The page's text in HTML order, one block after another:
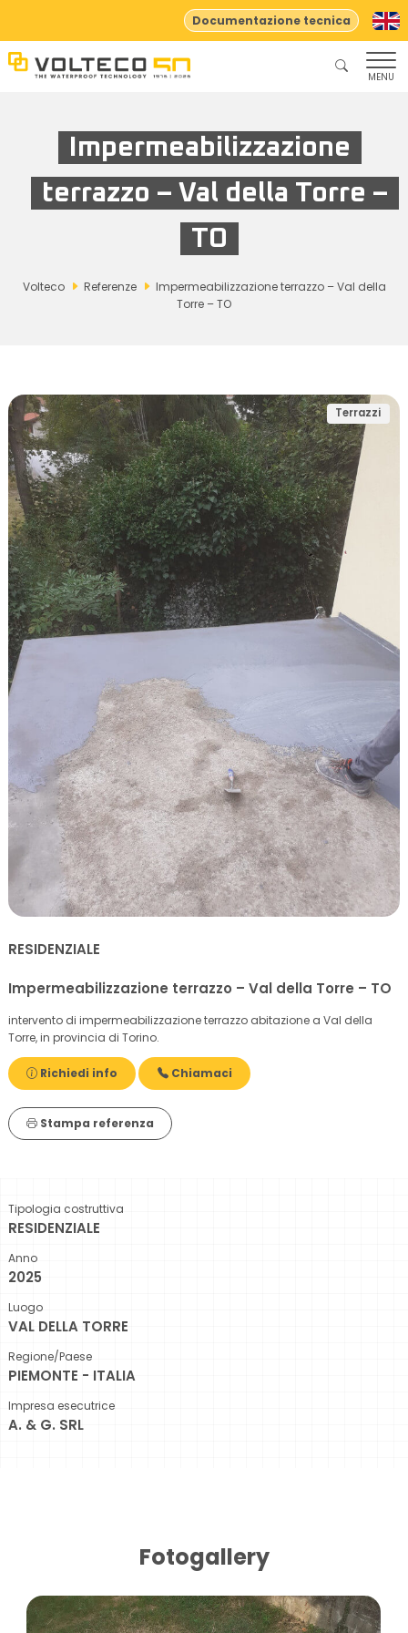
Documentazione tecnica
MENU
Impermeabilizzazione
terrazzo – Val della Torre –
TO
Volteco Referenze
Impermeabilizzazione terrazzo – Val della
Torre – TO
Terrazzi
RESIDENZIALE
Impermeabilizzazione terrazzo – Val della Torre – TO
intervento di impermeabilizzazione terrazzo abitazione a Val della
Torre, in provincia di Torino.
Richiedi info Chiamaci
Stampa referenza
Tipologia costruttiva
RESIDENZIALE
Anno
2025
Luogo
VAL DELLA TORRE
Regione/Paese
PIEMONTE - ITALIA
Impresa esecutrice
A. & G. SRL
Fotogallery